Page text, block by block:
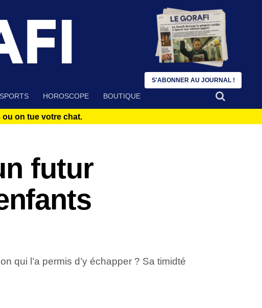
SPORTS HOROSCOPE BOUTIQUE
on tue votre chat.
futur
qui l’a permis d’y échapper ? Sa timidté
S'ABONNER AU JOURNAL !